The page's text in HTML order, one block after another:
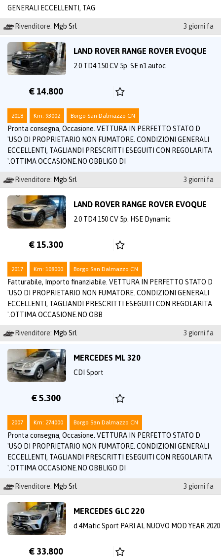
GENERALI ECCELLENTI, TAG
Rivenditore: Mgb Srl 3 giorni fa
LAND ROVER RANGE ROVER EVOQUE
2.0 TD4 150 CV 5p. SE n1 autoc
€ 14.800
2018 Km: 93002 Borgo San Dalmazzo CN
Pronta consegna, Occasione. VETTURA IN PERFETTO STATO D
'USO DI PROPRIETARIO NON FUMATORE. CONDIZIONI GENERALI
ECCELLENTI, TAGLIANDI PRESCRITTI ESEGUITI CON REGOLARITA
'.OTTIMA OCCASIONE.NO OBBLIGO DI
Rivenditore: Mgb Srl 3 giorni fa
LAND ROVER RANGE ROVER EVOQUE
2.0 TD4 150 CV 5p. HSE Dynamic
€ 15.300
2017 Km: 108000 Borgo San Dalmazzo CN
Fatturabile, Importo finanziabile. VETTURA IN PERFETTO STATO D
'USO DI PROPRIETARIO NON FUMATORE. CONDIZIONI GENERALI
ECCELLENTI, TAGLIANDI PRESCRITTI ESEGUITI CON REGOLARITA
'.OTTIMA OCCASIONE.NO OBB
Rivenditore: Mgb Srl 3 giorni fa
MERCEDES ML 320
CDI Sport
€ 5.300
2007 Km: 274000 Borgo San Dalmazzo CN
Pronta consegna, Occasione. VETTURA IN PERFETTO STATO D
'USO DI PROPRIETARIO NON FUMATORE. CONDIZIONI GENERALI
ECCELLENTI, TAGLIANDI PRESCRITTI ESEGUITI CON REGOLARITA
'.OTTIMA OCCASIONE.NO OBBLIGO DI
Rivenditore: Mgb Srl 3 giorni fa
MERCEDES GLC 220
d 4Matic Sport PARI AL NUOVO MOD YEAR 2020
€ 33.800